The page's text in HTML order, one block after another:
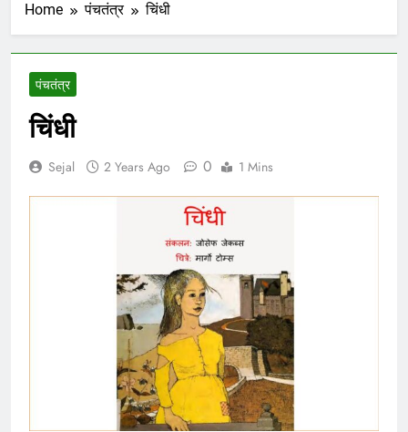
Home पंचतंत्र चिंधी
पंचतंत्र
चिंधी
Sejal 2 Years Ago 0 1 Mins